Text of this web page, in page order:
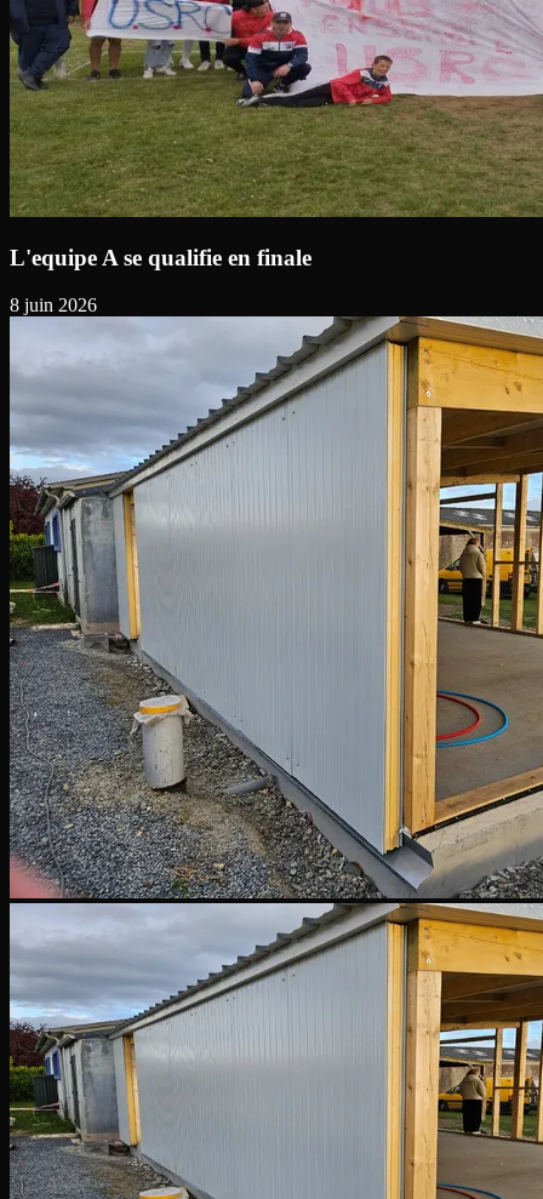
L'equipe A se qualifie en finale
8 juin 2026